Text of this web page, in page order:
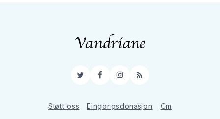
TwitterFacebook
Instagram
RSS
Støtt oss Eingongsdonasjon Om